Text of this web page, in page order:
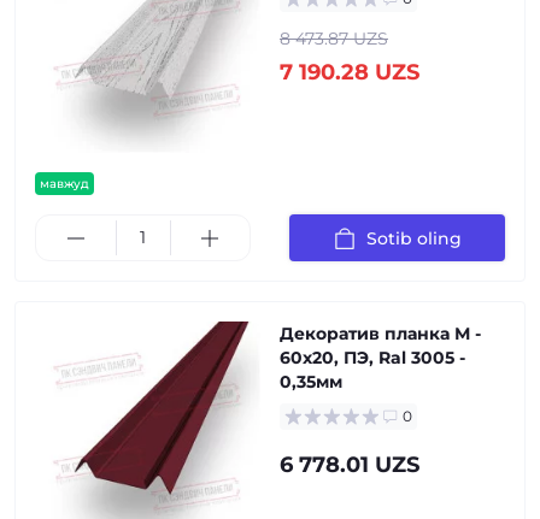
мавжуд
8 473.87 UZS
7 190.28 UZS
Sotib oling
Декоратив планка М -
60х20, ПЭ, Ral 3005 -
0,35мм
0
6 778.01 UZS